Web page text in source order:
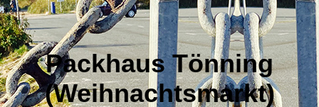
Packhaus Tönning
(Weihnachtsmarkt)